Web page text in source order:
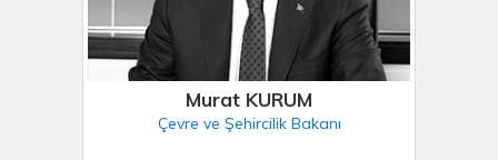
Murat KURUM
Çevre ve Şehircilik Bakanı